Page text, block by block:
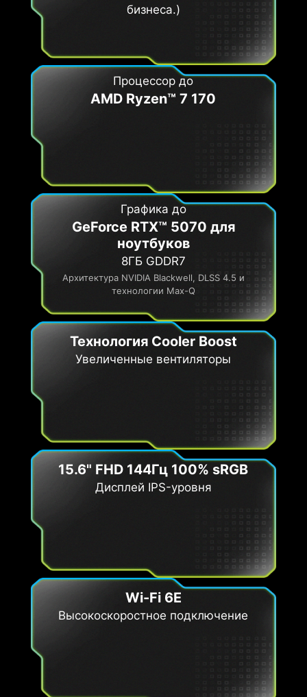
бизнеса.)
Процессор до
AMD Ryzen™ 7 170
Графика до
GeForce RTX™ 5070 для
ноутбуков
8ГБ GDDR7
Архитектура NVIDIA Blackwell, DLSS 4.5 и
технологии Max-Q
Технология Cooler Boost
Увеличенные вентиляторы
15.6" FHD 144Гц 100% sRGB
Дисплей IPS-уровня
Wi-Fi 6E
Высокоскоростное подключение